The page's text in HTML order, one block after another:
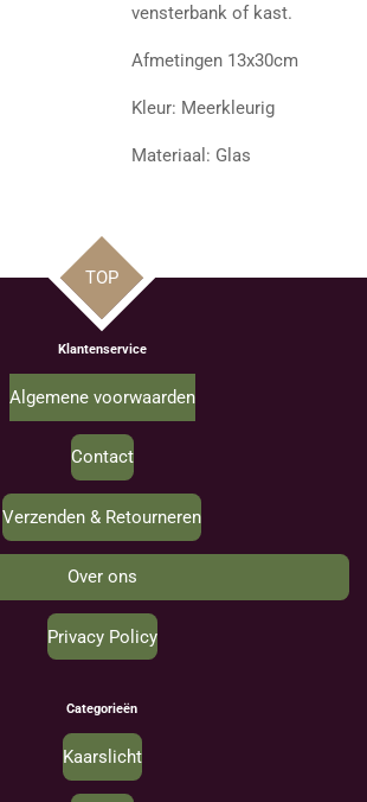
vensterbank of kast.
Afmetingen 13x30cm
Kleur: Meerkleurig
Materiaal: Glas
TOP
Klantenservice
Algemene voorwaarden
Contact
Verzenden & Retourneren
Over ons
Privacy Policy
Categorieën
Kaarslicht